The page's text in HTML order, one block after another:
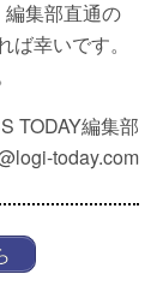
集部直通の
幸いです。
TODAY編集部
today.com